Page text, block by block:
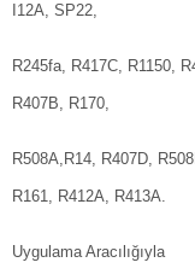
I12A, SP22,
R245fa, R417C, R1150,
R407B, R170,
R508A,R14, R407D,
R161, R412A, R413A.
Uygulama Aracılığıyla